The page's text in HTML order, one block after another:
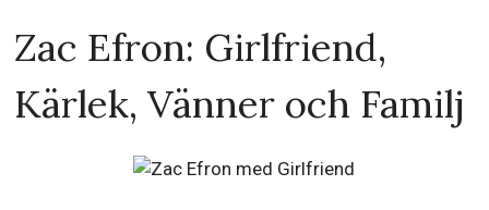
Zac Efron: Girlfriend,
Kärlek, Vänner och Familj